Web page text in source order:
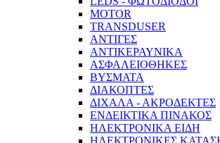
MOTOR
TRANSDUSER
ΑΝΤΙΓΕΣ
ΑΝΤΙΚΕΡΑΥΝΙΚΑ
ΑΣΦΑΛΕΙΟΘΗΚΕΣ
ΒΥΣΜΑΤΑ
ΔΙΑΚΟΠΤΕΣ
ΔΙΧΑΛΑ - ΑΚΡΟΔΕΚΤΕΣ
ΕΝΔΕΙΚΤΙΚΑ ΠΙΝΑΚΟΣ
ΗΛΕΚΤΡΟΝΙΚΑ ΕΙΔΗ
ΗΛΕΚΤΡΟΝΙΚΕΣ